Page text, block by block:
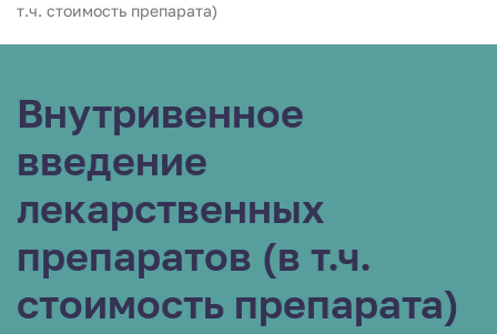
т.ч. стоимость препарата)
Внутривенное
введение
лекарственных
препаратов (в т.ч.
стоимость препарата)